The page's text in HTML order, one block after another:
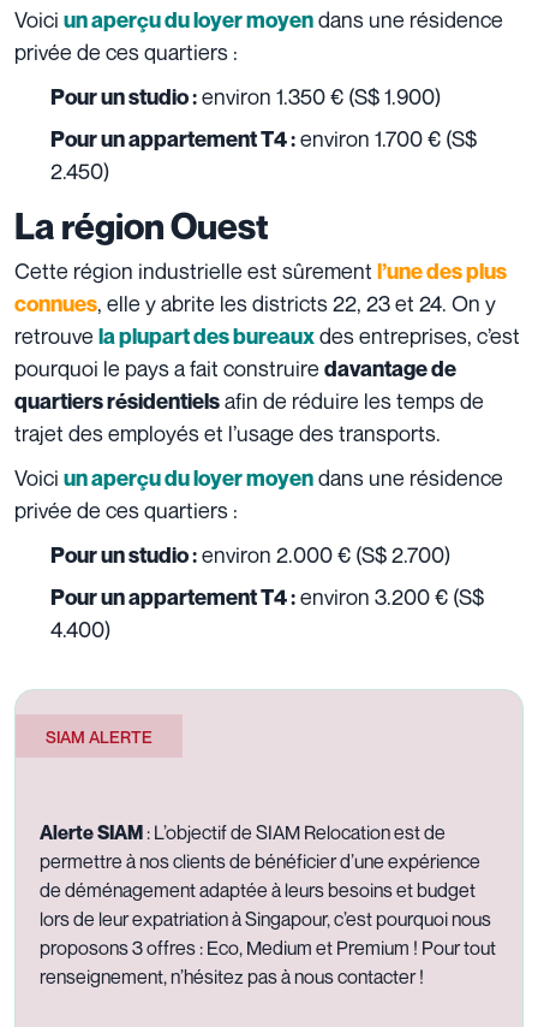
Voici un aperçu du loyer moyendans une résidence
privée de ces quartiers :
Pour un studio :environ 1.350 € (S$ 1.900)
Pour un appartement T4 :environ 1.700 € (S$
2.450)
La région Ouest
Cette région industrielle est sûrement l’une des plus
connues, elle y abrite les districts 22, 23 et 24. On y
retrouve la plupart des bureauxdes entreprises, c’est
pourquoi le pays a fait construire davantage de
quartiers résidentielsafin de réduire les temps de
trajet des employés et l’usage des transports.
Voici un aperçu du loyer moyendans une résidence
privée de ces quartiers :
Pour un studio :environ 2.000 € (S$ 2.700)
Pour un appartement T4 :environ 3.200 € (S$
4.400)
SIAM ALERTE
Alerte SIAM : L’objectif de SIAM Relocation est de
permettre à nos clients de bénéficier d’une expérience
de déménagement adaptée à leurs besoins et budget
lors de leur expatriation à Singapour, c’est pourquoi nous
proposons 3 offres : Eco, Medium et Premium ! Pour tout
renseignement, n’hésitez pas ànous contacter!